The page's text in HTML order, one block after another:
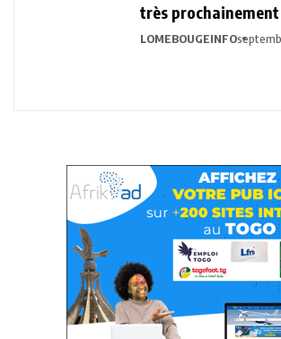
très prochainement
biométrique
LOMEBOUGEINFO